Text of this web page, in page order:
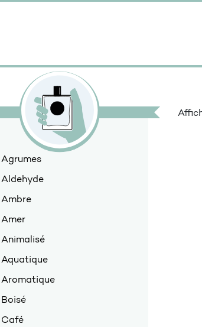
Agrumes
Aldehyde
Ambre
Amer
Animalisé
Aquatique
Aromatique
Boisé
Café